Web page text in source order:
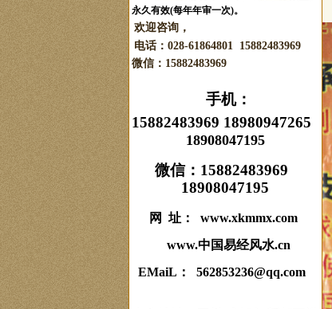
永久有效(每年年审一次)。
欢迎咨询，
电话：028-61864801 15882483969
微信： 15882483969
手机：
15882483969 18980947265
18908047195
微信： 15882483969
18908047195
网 址： www.xkmmx.com
www.中国易经风水.cn
EMaiL： 562853236@qq.com